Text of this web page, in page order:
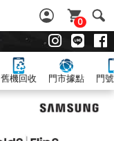
0
舊機回收 門市據點 門